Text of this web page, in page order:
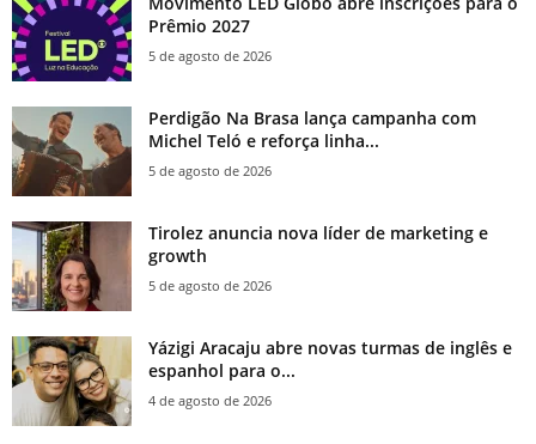
Prêmio 2027
5 de agosto de 2026
Perdigão Na Brasa lança campanha com
Michel Teló e reforça linha...
5 de agosto de 2026
Tirolez anuncia nova líder de marketing e
growth
5 de agosto de 2026
Yázigi Aracaju abre novas turmas de inglês e
espanhol para o...
4 de agosto de 2026